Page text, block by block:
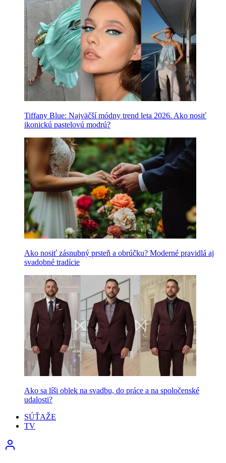
Tiffany Blue: Najväčší módny trend leta 2026. Ako nosiť
ikonickú pastelovú modrú?
Ako nosiť zásnubný prsteň a obrúčku? Moderné pravidlá aj
svadobné tradície
Ako sa líši oblek na svadbu, do práce a na spoločenské
udalosti?
SÚŤAŽE
TV